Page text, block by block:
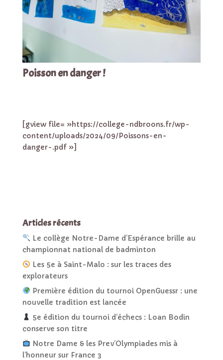
Poisson en danger !
[gview file= »https://college-ndbroons.fr/wp-
content/uploads/2024/09/Poissons-en-
danger-.pdf »]
Articles récents
Le collège Notre-Dame d’Espérance brille au
championnat national de badminton
Les 5e à Saint-Malo : sur les traces des
explorateurs
Première édition du tournoi OpenGuessr : une
nouvelle tradition est lancée
5e édition du tournoi d’échecs : Loan Bodin
conserve son titre
Notre Dame & les Prev’Olympiades mis à
l’honneur sur France 3